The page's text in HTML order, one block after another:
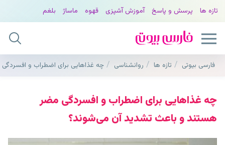
تازه ها پرسش و پاسخ آموزش آشپزی قهوه ماساژ بلغم
فارسی بیوتی تازه ها روانشناسی چه غذاهایی برای اضطراب و
چه غذاهایی برای اضطراب و افسردگی مضر
هستند و باعث تشدید آن می‌شوند؟